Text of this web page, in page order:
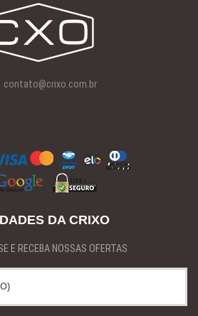
contato@crixo.com.br
DA CRIXO
E RECEBA NOSSAS OFERTAS